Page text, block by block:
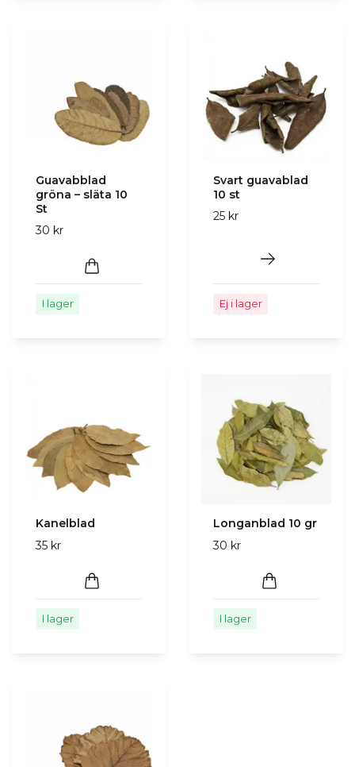
Guavabblad
gröna – släta 10
St
30 kr
I lager
Svart guavablad
10 st
25 kr
Ej i lager
Kanelblad
35 kr
I lager
Longanblad 10 gr
30 kr
I lager